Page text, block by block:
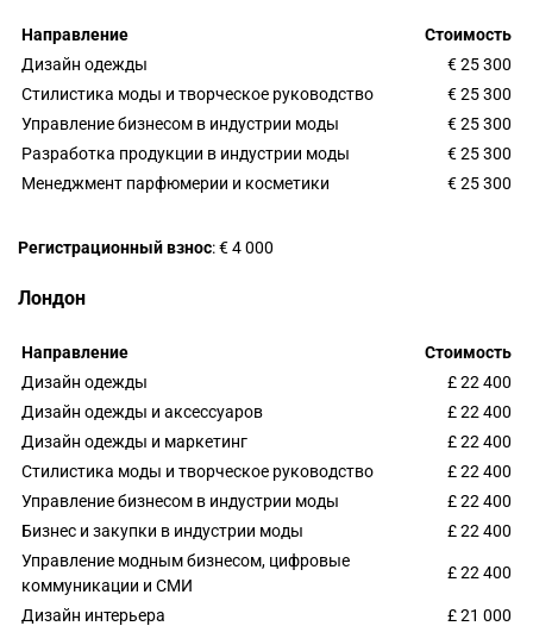
Направление
Стоимость
Дизайн одежды
€ 25 300
Стилистика моды и творческое руководство
€ 25 300
Управление бизнесом в индустрии моды
€ 25 300
Разработка продукции в индустрии моды
€ 25 300
Менеджмент парфюмерии и косметики
€ 25 300
Регистрационный взнос: € 4 000
Лондон
Направление
Стоимость
Дизайн одежды
£ 22 400
Дизайн одежды и аксессуаров
£ 22 400
Дизайн одежды и маркетинг
£ 22 400
Стилистика моды и творческое руководство
£ 22 400
Управление бизнесом в индустрии моды
£ 22 400
Бизнес и закупки в индустрии моды
£ 22 400
Управление модным бизнесом, цифровые
коммуникации и СМИ
£ 22 400
Дизайн интерьера
£ 21 000